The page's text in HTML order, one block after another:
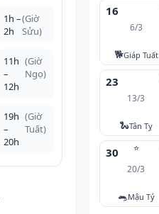
1h –
2h
(Giờ
Sửu)
11h
–
12h
(Giờ
Ngọ)
19h
–
20h
(Giờ
Tuất)
16
6/3
🐕Giáp Tuất
23
13/3
🐍Tân Tỵ
⭐
30
20/3
🐀Mậu Tý